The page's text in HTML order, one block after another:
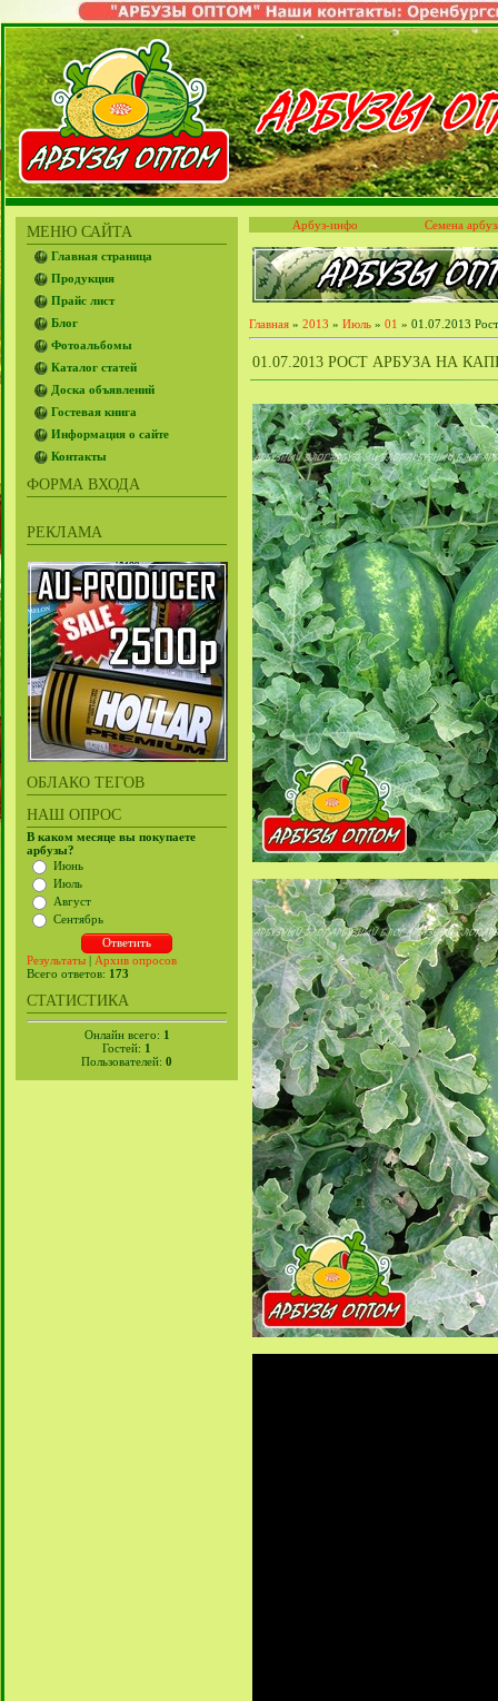
МЕНЮ САЙТА
Главная страница
Продукция
Прайс лист
Блог
Фотоальбомы
Каталог статей
Доска объявлений
Гостевая книга
Информация о сайте
Контакты
ФОРМА ВХОДА
РЕКЛАМА
ОБЛАКО ТЕГОВ
НАШ ОПРОС
В каком месяце вы покупаете
арбузы?
Июнь
Июль
Август
Сентябрь
Результаты | Архив опросов
Всего ответов: 173
СТАТИСТИКА
Онлайн всего: 1
Гостей: 1
Пользователей: 0
Арбуз-инфо Семена
Главная » 2013 » Июль » 01 » 01.07.2013
01.07.2013 РОСТ АРБУЗА НА